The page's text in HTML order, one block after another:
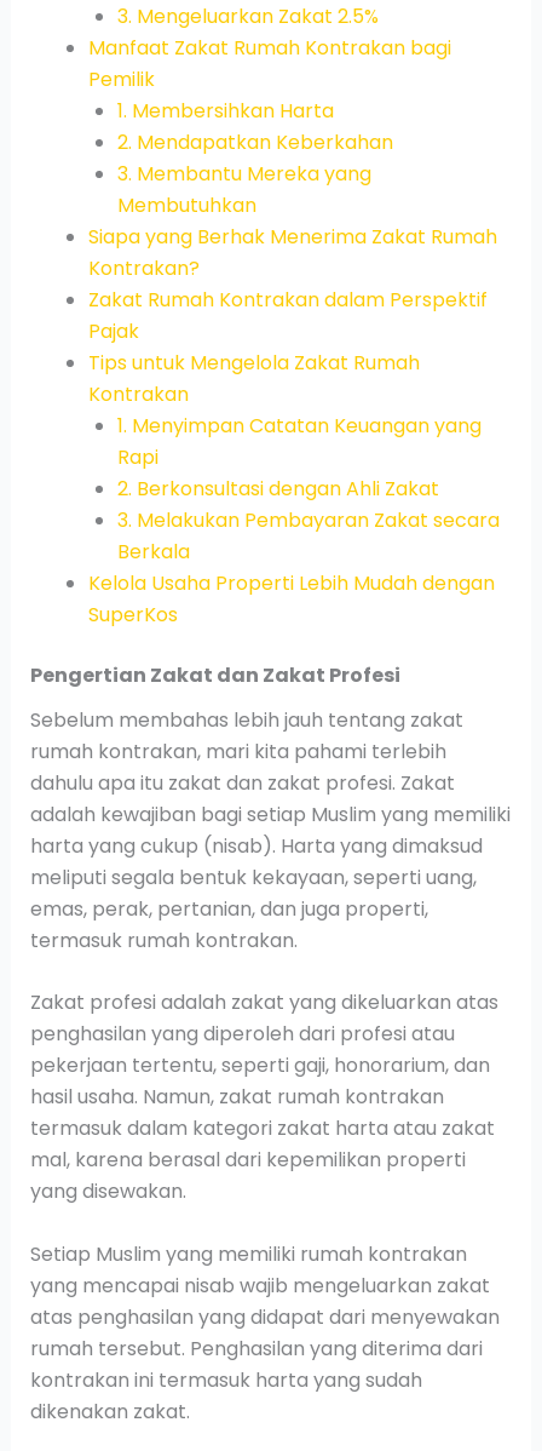
3. Mengeluarkan Zakat 2.5%
Manfaat Zakat Rumah Kontrakan bagi
Pemilik
1. Membersihkan Harta
2. Mendapatkan Keberkahan
3. Membantu Mereka yang
Membutuhkan
Siapa yang Berhak Menerima Zakat Rumah
Kontrakan?
Zakat Rumah Kontrakan dalam Perspektif
Pajak
Tips untuk Mengelola Zakat Rumah
Kontrakan
1. Menyimpan Catatan Keuangan yang
Rapi
2. Berkonsultasi dengan Ahli Zakat
3. Melakukan Pembayaran Zakat secara
Berkala
Kelola Usaha Properti Lebih Mudah dengan
SuperKos
Pengertian Zakat dan Zakat Profesi
Sebelum membahas lebih jauh tentang zakat
rumah kontrakan, mari kita pahami terlebih
dahulu apa itu zakat dan zakat profesi. Zakat
adalah kewajiban bagi setiap Muslim yang memiliki
harta yang cukup (nisab). Harta yang dimaksud
meliputi segala bentuk kekayaan, seperti uang,
emas, perak, pertanian, dan juga properti,
termasuk rumah kontrakan.
Zakat profesi adalah zakat yang dikeluarkan atas
penghasilan yang diperoleh dari profesi atau
pekerjaan tertentu, seperti gaji, honorarium, dan
hasil usaha. Namun, zakat rumah kontrakan
termasuk dalam kategori zakat harta atau zakat
mal, karena berasal dari kepemilikan properti
yang disewakan.
Setiap Muslim yang memiliki rumah kontrakan
yang mencapai nisab wajib mengeluarkan zakat
atas penghasilan yang didapat dari menyewakan
rumah tersebut. Penghasilan yang diterima dari
kontrakan ini termasuk harta yang sudah
dikenakan zakat.